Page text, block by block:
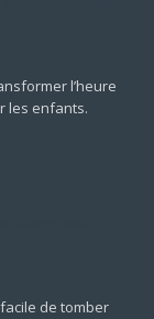
l’heure
les enfants.
de tomber